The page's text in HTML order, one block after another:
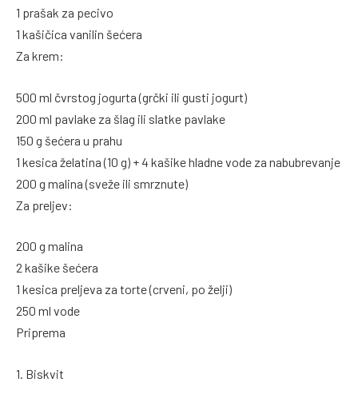
1 prašak za pecivo
1 kašičica vanilin šećera
Za krem:
500 ml čvrstog jogurta (grčki ili gusti jogurt)
200 ml pavlake za šlag ili slatke pavlake
150 g šećera u prahu
1 kesica želatina (10 g) + 4 kašike hladne vode za nabubrevanje
200 g malina (sveže ili smrznute)
Za preljev:
200 g malina
2 kašike šećera
1 kesica preljeva za torte (crveni, po želji)
250 ml vode
Priprema
1. Biskvit